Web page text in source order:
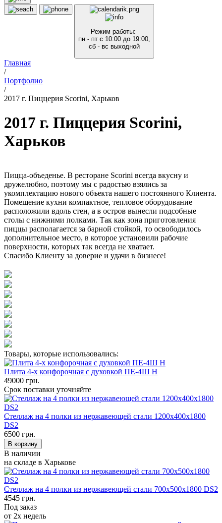
Режим работы:
пн - пт с 10:00 до 19:00,
сб - вс выходной
Главная
/
Портфолио
/
2017 г. Пиццерия Scorini, Харьков
2017 г. Пиццерия Scorini,
Харьков
Пицца-объеденье. В ресторане Scorini всегда вкусну и
дружелюбно, поэтому мы с радостью взялись за
укомплектацию нового объекта нашего постоянного Клиента.
Помещение кухни компактное, тепловое оборудование
расположили вдоль стен, а в остров вынесли подсобные
столы с нижними полками. Так как зона приготовления
пиццы располагается за барной стойкой, то освободилось
дополнительное место, в которое установили рабочие
поверхности, которых так всегда не хватает.
Спасибо Клиенту за доверие и удачи в бизнесе!
Товары, которые использовались:
Плита 4-х конфорочная с духовкой ПЕ-4Ш Н
49000 грн.
Срок поставки уточняйте
Стеллаж на 4 полки из нержавеющей стали 1200х400х1800
DS2
6500 грн.
В наличии
на складе в Харькове
Стеллаж на 4 полки из нержавеющей стали 700х500х1800 DS2
4545 грн.
Под заказ
от 2х недель